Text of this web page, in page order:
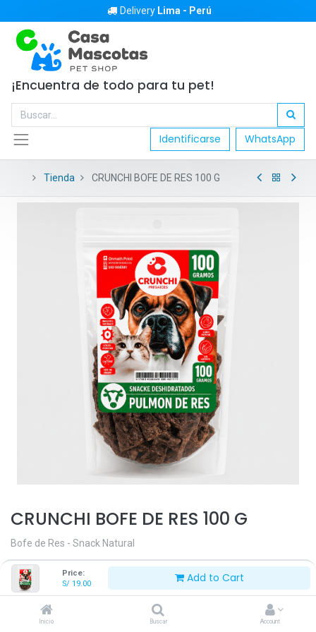
Price:
S/ 19.00 Add to Cart
Inicio Buscar Account
Delivery Lima - Perú
¡Encuentra de todo para tu pet!
Identificarse WhatsApp
Tienda CRUNCHI BOFE DE RES 100 G
CRUNCHI BOFE DE RES 100 G
Bofe de Res - Snack Natural
S/19.00